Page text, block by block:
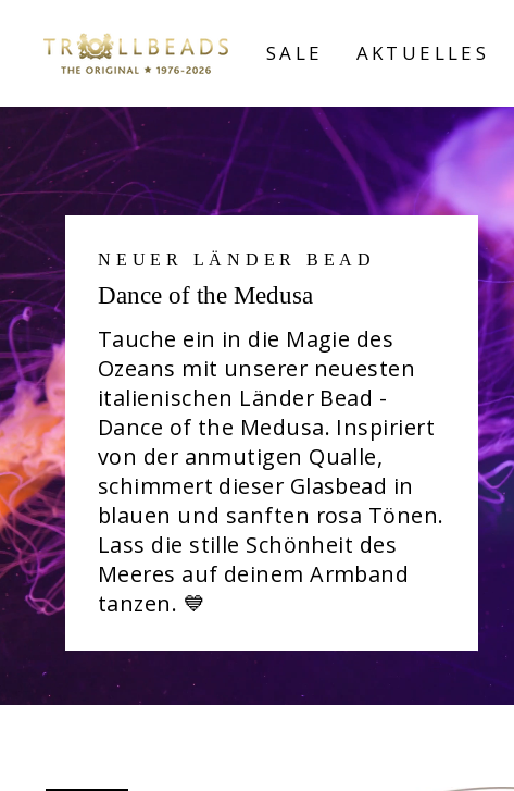
SALE AKTUELLES
NEUER LÄNDER BEAD
Dance of the Medusa
Tauche ein in die Magie des
Ozeans mit unserer neuesten
italienischen Länder Bead -
Dance of the Medusa. Inspiriert
von der anmutigen Qualle,
schimmert dieser Glasbead in
blauen und sanften rosa Tönen.
Lass die stille Schönheit des
Meeres auf deinem Armband
tanzen. 💙